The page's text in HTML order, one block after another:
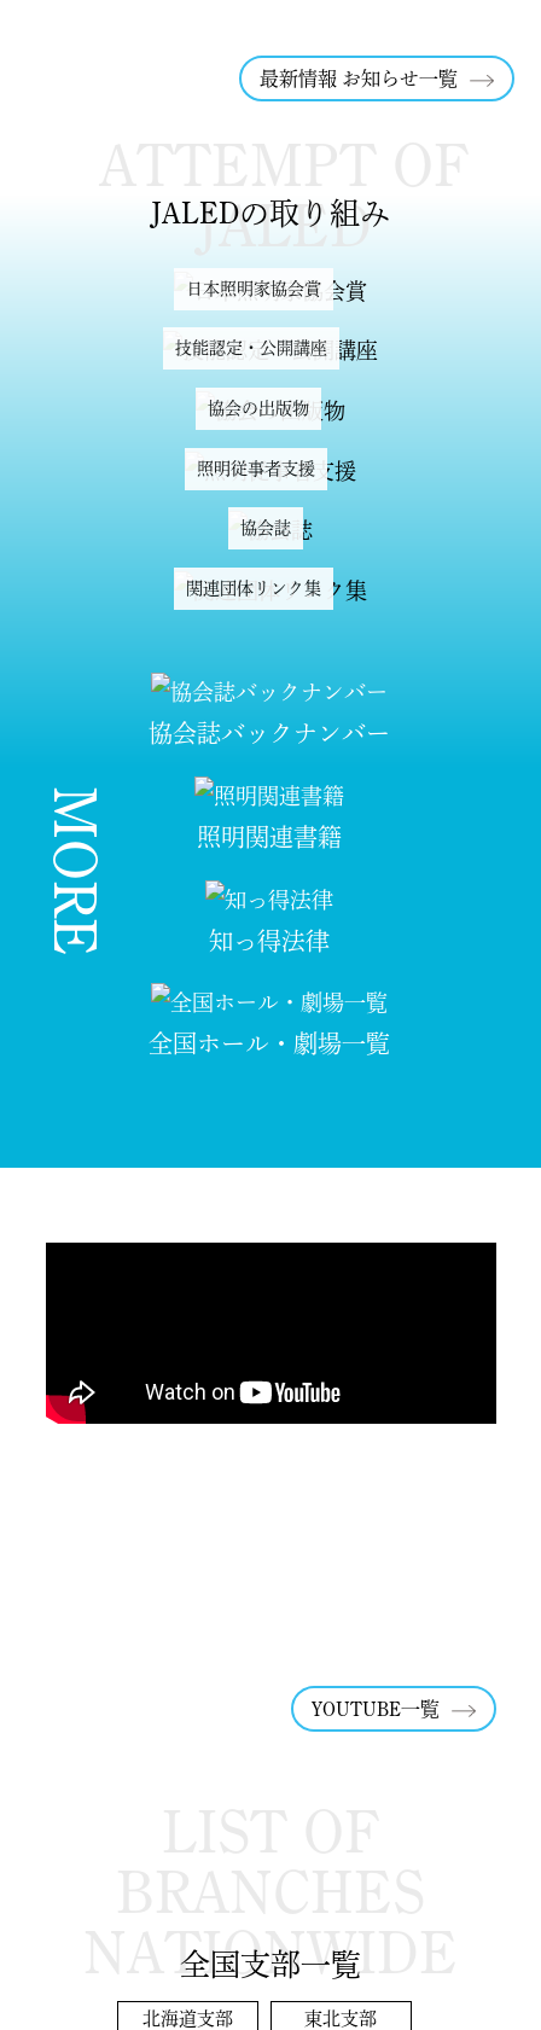
最新情報 お知らせ一覧
JALED
JALEDの取り組み
日本照明家協会賞
技能認定・公開講座
協会の出版物
照明従事者支援
協会誌
関連団体リンク集
MORE
協会誌バックナンバー
照明関連書籍
知っ得法律
全国ホール・劇場一覧
YOUTUBE一覧
NATIONWIDE
全国支部一覧
北海道支部 東北支部